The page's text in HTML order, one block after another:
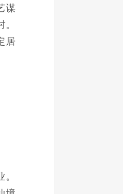
谋
居